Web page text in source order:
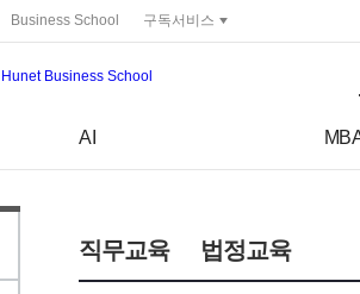
Business School 구독서비스
AI
직무교육 법정교육